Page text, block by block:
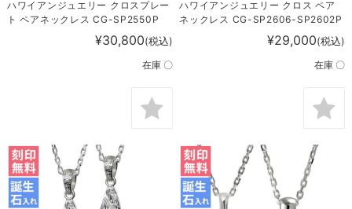
ハワイアンジュエリー クロスプレー
ト ペアネックレス CG-SP2550P
¥30,800(税込)
在庫 〇
ハワイアンジュエリー クロス ペア
ネックレス CG-SP2606-SP2602P
¥29,000(税込)
在庫 〇